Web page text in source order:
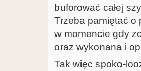
buforować całej
Trzeba pamiętać o
w momencie gdy
oraz wykonana i
Tak więc spoko-